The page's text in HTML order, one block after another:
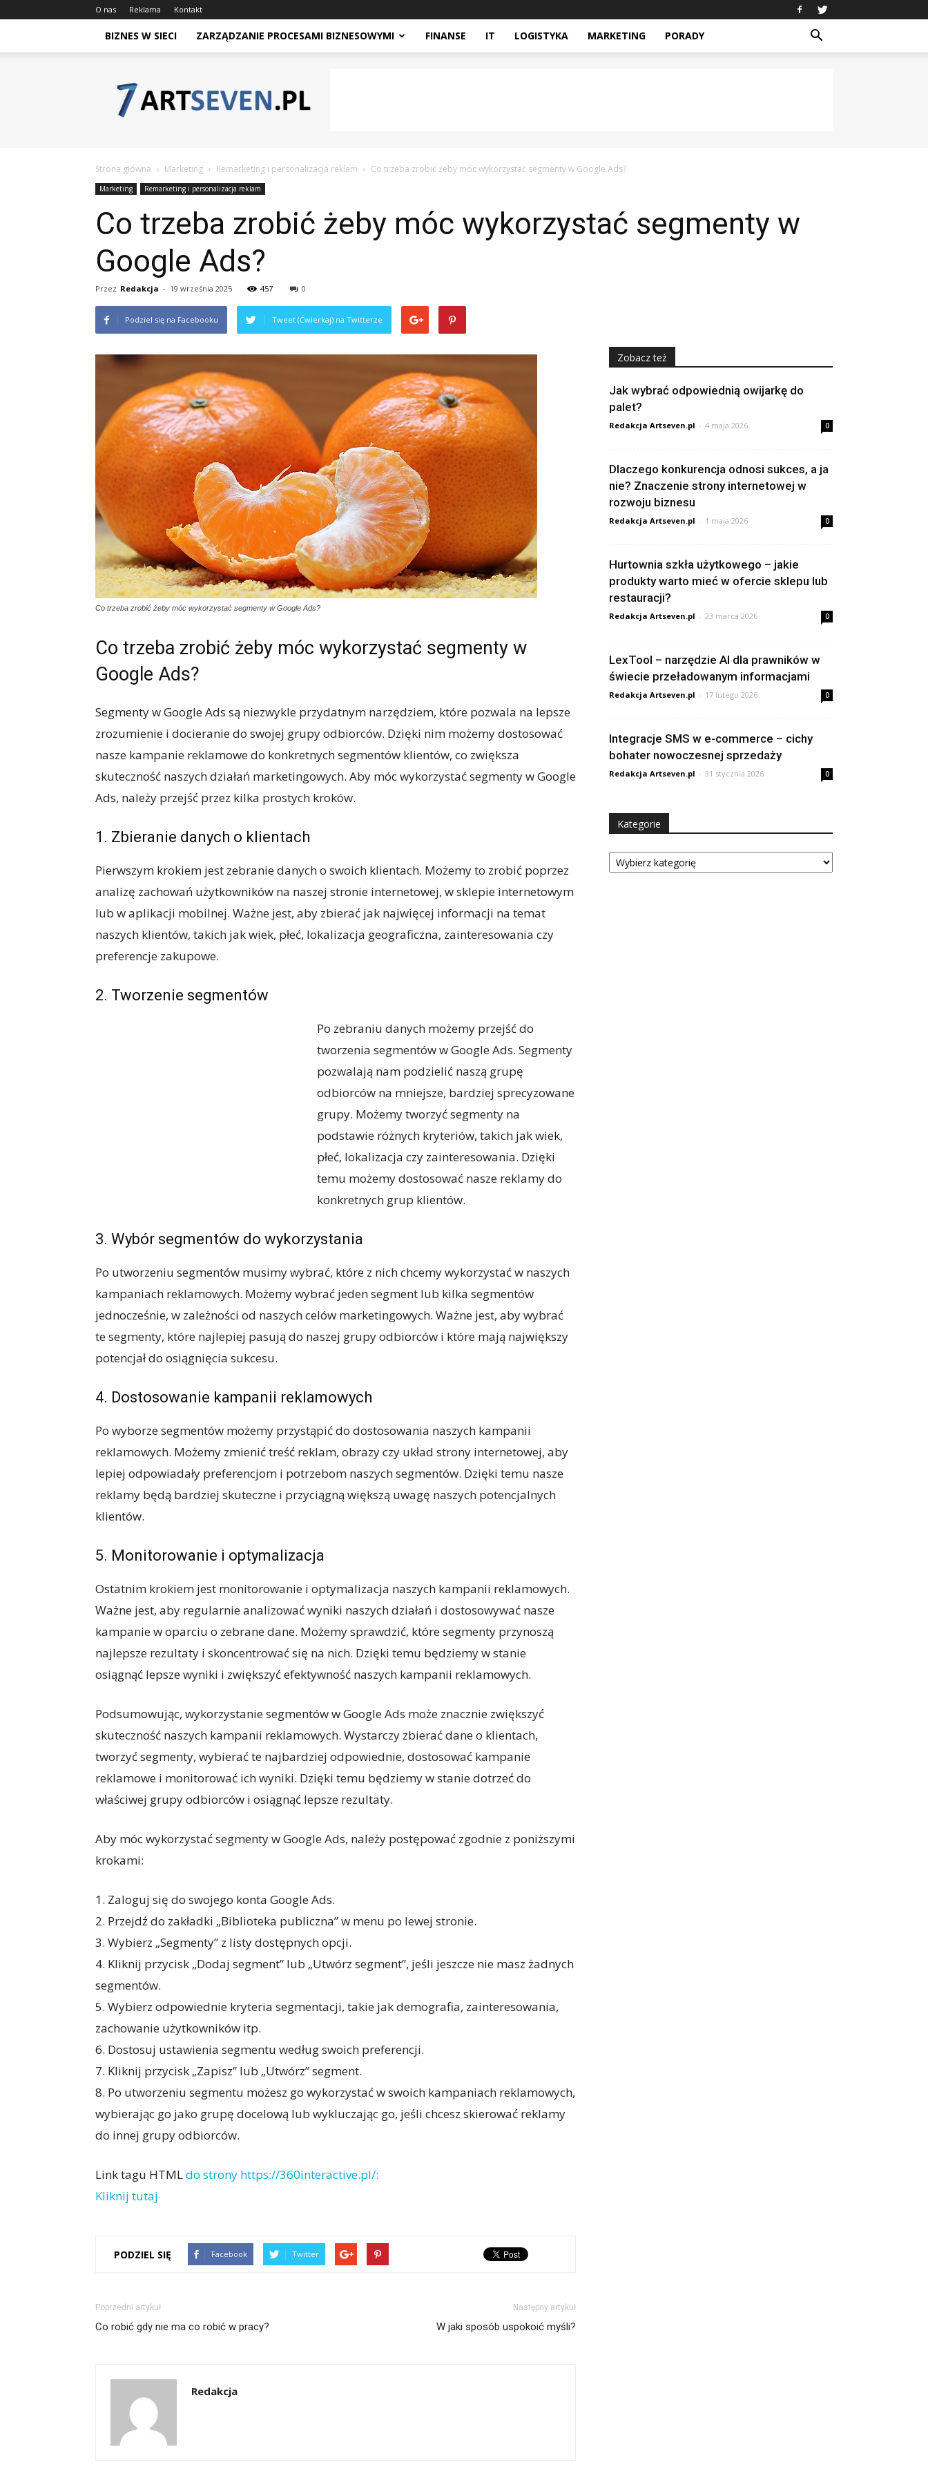
O nas Reklama Kontakt
BIZNES W SIECI ZARZĄDZANIE PROCESAMI BIZNESOWYMI FINANSE IT LOGISTYKA MARKETING PORADY
Strona główna Marketing Remarketing i personalizacja reklam Co trzeba zrobić żeby móc wykorzystać segmenty w Google Ads?
Marketing Remarketing i personalizacja reklam
Co trzeba zrobić żeby móc wykorzystać segmenty w
Google Ads?
Przez Redakcja - 19 września 2025 457 0
Podziel się na Facebooku Tweet (Ćwierkaj) na Twitterze
Co trzeba zrobić żeby móc wykorzystać segmenty w Google Ads?
Co trzeba zrobić żeby móc wykorzystać segmenty w
Google Ads?
Segmenty w Google Ads są niezwykle przydatnym narzędziem, które pozwala na lepsze
zrozumienie i docieranie do swojej grupy odbiorców. Dzięki nim możemy dostosować
nasze kampanie reklamowe do konkretnych segmentów klientów, co zwiększa
skuteczność naszych działań marketingowych. Aby móc wykorzystać segmenty w Google
Ads, należy przejść przez kilka prostych kroków.
1. Zbieranie danych o klientach
Pierwszym krokiem jest zebranie danych o swoich klientach. Możemy to zrobić poprzez
analizę zachowań użytkowników na naszej stronie internetowej, w sklepie internetowym
lub w aplikacji mobilnej. Ważne jest, aby zbierać jak najwięcej informacji na temat
naszych klientów, takich jak wiek, płeć, lokalizacja geograficzna, zainteresowania czy
preferencje zakupowe.
2. Tworzenie segmentów
Po zebraniu danych możemy przejść do
tworzenia segmentów w Google Ads. Segmenty
pozwalają nam podzielić naszą grupę
odbiorców na mniejsze, bardziej sprecyzowane
grupy. Możemy tworzyć segmenty na
podstawie różnych kryteriów, takich jak wiek,
płeć, lokalizacja czy zainteresowania. Dzięki
temu możemy dostosować nasze reklamy do
konkretnych grup klientów.
3. Wybór segmentów do wykorzystania
Po utworzeniu segmentów musimy wybrać, które z nich chcemy wykorzystać w naszych
kampaniach reklamowych. Możemy wybrać jeden segment lub kilka segmentów
jednocześnie, w zależności od naszych celów marketingowych. Ważne jest, aby wybrać
te segmenty, które najlepiej pasują do naszej grupy odbiorców i które mają największy
potencjał do osiągnięcia sukcesu.
4. Dostosowanie kampanii reklamowych
Po wyborze segmentów możemy przystąpić do dostosowania naszych kampanii
reklamowych. Możemy zmienić treść reklam, obrazy czy układ strony internetowej, aby
lepiej odpowiadały preferencjom i potrzebom naszych segmentów. Dzięki temu nasze
reklamy będą bardziej skuteczne i przyciągną większą uwagę naszych potencjalnych
klientów.
5. Monitorowanie i optymalizacja
Ostatnim krokiem jest monitorowanie i optymalizacja naszych kampanii reklamowych.
Ważne jest, aby regularnie analizować wyniki naszych działań i dostosowywać nasze
kampanie w oparciu o zebrane dane. Możemy sprawdzić, które segmenty przynoszą
najlepsze rezultaty i skoncentrować się na nich. Dzięki temu będziemy w stanie
osiągnąć lepsze wyniki i zwiększyć efektywność naszych kampanii reklamowych.
Podsumowując, wykorzystanie segmentów w Google Ads może znacznie zwiększyć
skuteczność naszych kampanii reklamowych. Wystarczy zbierać dane o klientach,
tworzyć segmenty, wybierać te najbardziej odpowiednie, dostosować kampanie
reklamowe i monitorować ich wyniki. Dzięki temu będziemy w stanie dotrzeć do
właściwej grupy odbiorców i osiągnąć lepsze rezultaty.
Aby móc wykorzystać segmenty w Google Ads, należy postępować zgodnie z poniższymi
krokami:
1. Zaloguj się do swojego konta Google Ads.
2. Przejdź do zakładki „Biblioteka publiczna” w menu po lewej stronie.
3. Wybierz „Segmenty” z listy dostępnych opcji.
4. Kliknij przycisk „Dodaj segment” lub „Utwórz segment”, jeśli jeszcze nie masz żadnych
segmentów.
5. Wybierz odpowiednie kryteria segmentacji, takie jak demografia, zainteresowania,
zachowanie użytkowników itp.
6. Dostosuj ustawienia segmentu według swoich preferencji.
7. Kliknij przycisk „Zapisz” lub „Utwórz” segment.
8. Po utworzeniu segmentu możesz go wykorzystać w swoich kampaniach reklamowych,
wybierając go jako grupę docelową lub wykluczając go, jeśli chcesz skierować reklamy
do innej grupy odbiorców.
Link tagu HTMLdo strony https://360interactive.pl/:
Kliknij tutaj
PODZIEL SIĘ Facebook Twitter
Poprzedni artykuł
Co robić gdy nie ma co robić w pracy?
Następny artykuł
W jaki sposób uspokoić myśli?
Redakcja
Zobacz też
Jak wybrać odpowiednią owijarkę do
palet?
Redakcja Artseven.pl - 4 maja 2026 0
Dlaczego konkurencja odnosi sukces, a ja
nie? Znaczenie strony internetowej w
rozwoju biznesu
Redakcja Artseven.pl - 1 maja 2026 0
Hurtownia szkła użytkowego – jakie
produkty warto mieć w ofercie sklepu lub
restauracji?
Redakcja Artseven.pl - 23 marca 2026 0
LexTool – narzędzie AI dla prawników w
świecie przeładowanym informacjami
Redakcja Artseven.pl - 17 lutego 2026 0
Integracje SMS w e-commerce – cichy
bohater nowoczesnej sprzedaży
Redakcja Artseven.pl - 31 stycznia 2026 0
Kategorie
Kategorie